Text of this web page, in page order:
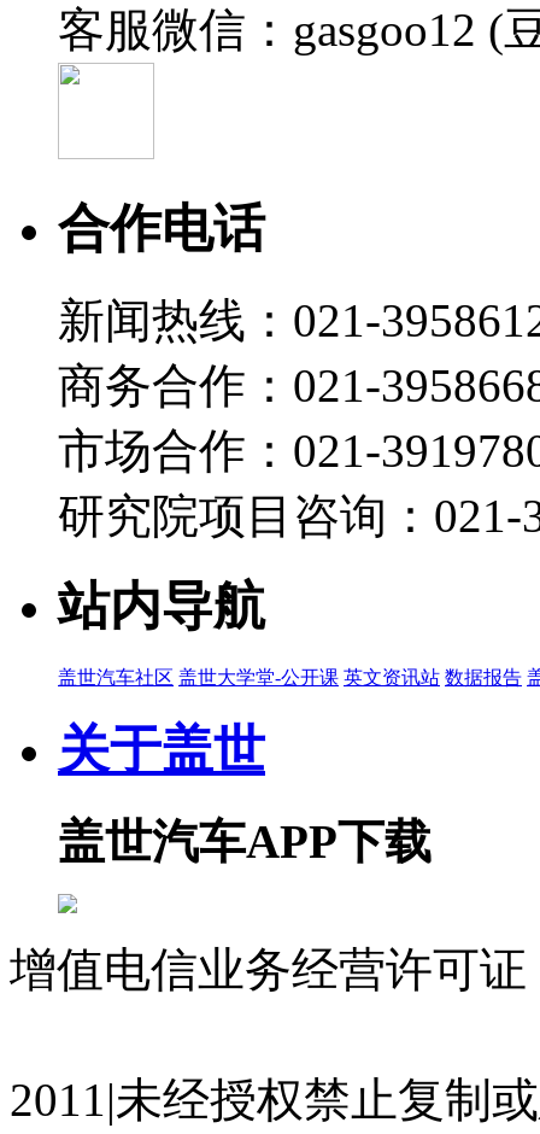
客服微信：gasgoo12 (
合作电话
新闻热线：021-
商务合作：021-
市场合作：021-
研究院项目咨询：021-
站内导航
盖世汽车社区 盖世大学堂-公开课 英文资讯站 数据报告
关于盖世
盖世汽车APP下载
增值电信业务经营许可
2011|未经授权禁止复制